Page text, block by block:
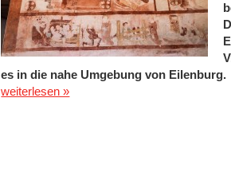
es in die nahe Umgebung von Eilenburg.
weiterlesen »